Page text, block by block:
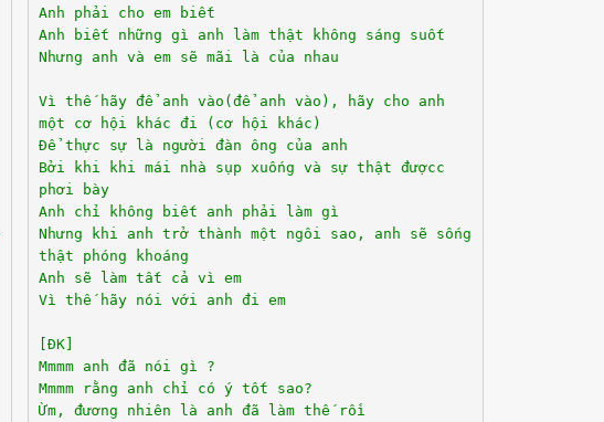
Anh phải cho em biết
Anh biết những gì anh làm thật không sáng suốt
Nhưng anh và em sẽ mãi là của nhau
Vì thế hãy để anh vào(để anh vào), hãy cho anh
một cơ hội khác đi (cơ hội khác)
Để thực sự là người đàn ông của anh
Bởi khi khi mái nhà sụp xuống và sự thật đượcc
phơi bày
Anh chỉ không biết anh phải làm gì
Nhưng khi anh trở thành một ngôi sao, anh sẽ sống
thật phóng khoáng
Anh sẽ làm tất cả vì em
Vì thế hãy nói với anh đi em
[ĐK]
Mmmm anh đã nói gì ?
Mmmm rằng anh chỉ có ý tốt sao?
Ừm, đương nhiên là anh đã làm thế rồi